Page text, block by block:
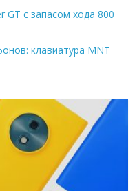
GT с запасом хода 800
клавиатура MNT